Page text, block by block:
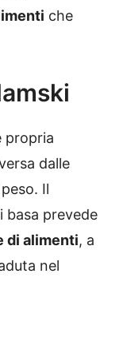
che
propria
dalle
Il
basa prevede
di alimenti, a
nel